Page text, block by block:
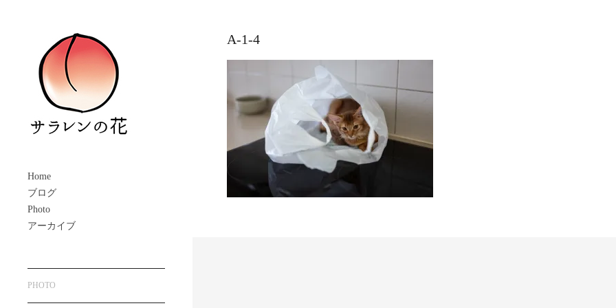
Home
ブログ
Photo
アーカイブ
PHOTO
A-1-4